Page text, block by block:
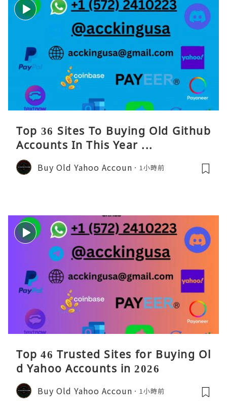
Top 36 Sites To Buying Old Github
Accounts In This Year ...
Buy Old Yahoo Accoun 1小時前
Top 46 Trusted Sites for Buying Ol
d Yahoo Accounts in 2026
Buy Old Yahoo Accoun 1小時前